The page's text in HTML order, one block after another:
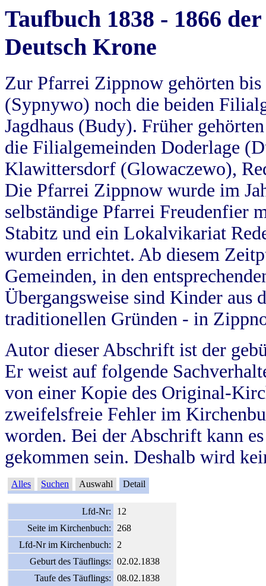
Taufbuch 1838 - 1866
Deutsch Krone
Zur Pfarrei Zippnow gehörten
(Sypnywo) noch die beiden
Jagdhaus (Budy). Früher
die Filialgemeinden Doderlage
Klawittersdorf (Glowaczewo),
Die Pfarrei Zippnow wurde im
selbständige Pfarrei Freudenfier
Stabitz und ein Lokalvikariat
wurden errichtet. Ab diesem
Gemeinden, in den
Übergangsweise sind Kinder aus
traditionellen Gründen - in
Autor dieser Abschrift ist der
Er weist auf folgende
von einer Kopie des Original-
zweifelsfreie Fehler im
worden. Bei der Abschrift kann
gekommen sein. Deshalb wird
Alles Suchen Auswahl Detail
Lfd-Nr:
12
Seite im Kirchenbuch:
268
Lfd-Nr im Kirchenbuch:
2
Geburt des Täuflings:
02.02.1838
Taufe des Täuflings:
08.02.1838